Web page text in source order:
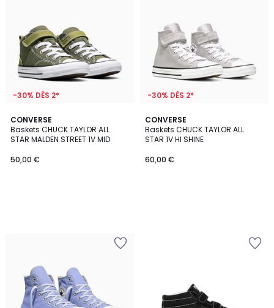
-30% DÈS 2*
CONVERSE
Baskets CHUCK TAYLOR ALL
STAR MALDEN STREET 1V MID
50,00 €
-30% DÈS 2*
CONVERSE
Baskets CHUCK TAYLOR ALL
STAR 1V HI SHINE
60,00 €